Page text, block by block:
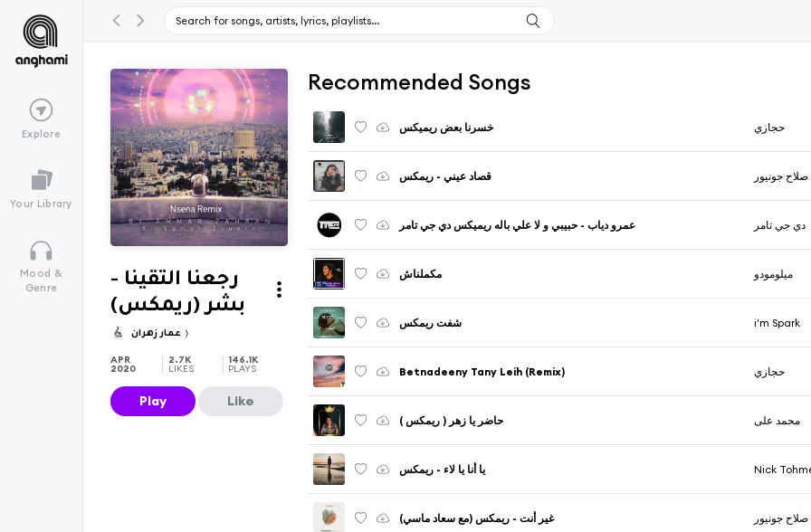
Explore
Your Library
Mood &
Genre
رجعنا التقينا -
بشر (ريمكس)
APR
2020
2.7K
LIKES
146.1K
PLAYS
Play Like
Recommended Songs
خسرنا بعض ريميكس حجازي
قصاد عيني - ريمكس صلاح جونيور
عمرو دياب - حبيبي و لا علي باله ريميكس دي جي تامر دي جي تامر
مكملناش ميلومودو
شفت ريمكس i'm Spark
Betnadeeny Tany Leih (Remix) حجازي
حاضر يا زهر ( ريمكس ) محمد على
يا أنا يا لاء - ريمكس Nick
غير أنت - ريمكس (مع سعاد ماسي) صلاح جونيور